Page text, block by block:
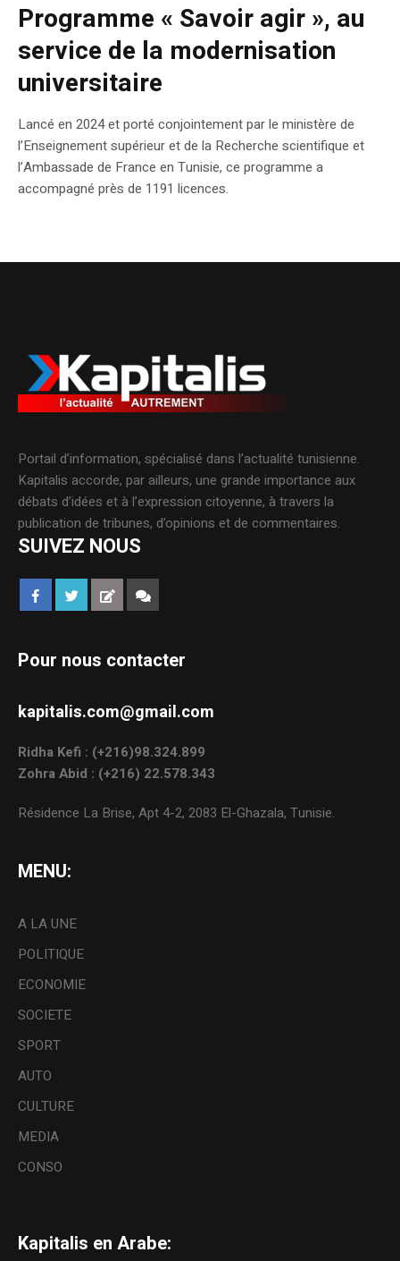
Programme « Savoir agir », au
service de la modernisation
universitaire
Lancé en 2024 et porté conjointement par le ministère de
l’Enseignement supérieur et de la Recherche scientifique et
l’Ambassade de France en Tunisie, ce programme a
accompagné près de 1191 licences.
Portail d’information, spécialisé dans l’actualité tunisienne.
Kapitalis accorde, par ailleurs, une grande importance aux
débats d’idées et à l’expression citoyenne, à travers la
publication de tribunes, d’opinions et de commentaires.
SUIVEZ NOUS
Pour nous contacter
kapitalis.com@gmail.com
Ridha Kefi : (+216)98.324.899
Zohra Abid : (+216) 22.578.343
Résidence La Brise, Apt 4-2, 2083 El-Ghazala, Tunisie.
MENU:
A LA UNE
POLITIQUE
ECONOMIE
SOCIETE
SPORT
AUTO
CULTURE
MEDIA
CONSO
Kapitalis en Arabe: